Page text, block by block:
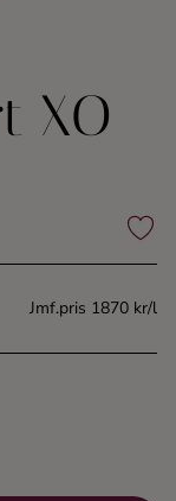
XO
Jmf.pris 1870 kr/l